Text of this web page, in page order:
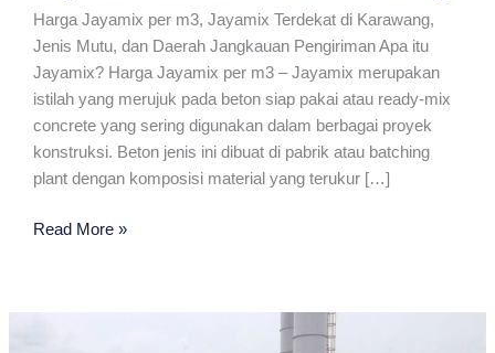
Harga Jayamix per m3, Jayamix Terdekat di Karawang,
Jenis Mutu, dan Daerah Jangkauan Pengiriman Apa itu
Jayamix? Harga Jayamix per m3 – Jayamix merupakan
istilah yang merujuk pada beton siap pakai atau ready-mix
concrete yang sering digunakan dalam berbagai proyek
konstruksi. Beton jenis ini dibuat di pabrik atau batching
plant dengan komposisi material yang terukur […]
Jayamix
Read More »